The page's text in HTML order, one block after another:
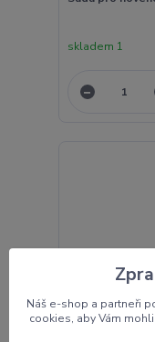
skladem 1
Náš e-shop a partneři
cookies, aby Vám